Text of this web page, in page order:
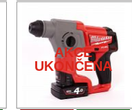
AKCE
UKONČENA